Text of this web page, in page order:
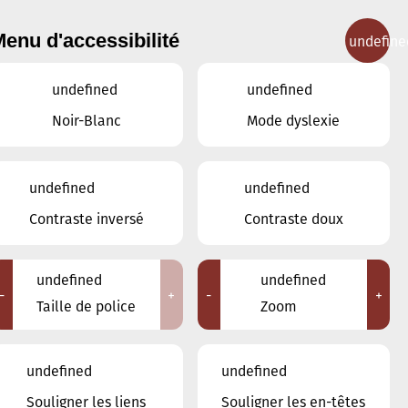
MUSICAL CONTACT
Ville d'Esch/Alzette
d'accessibilité
undefined
Noir-Blanc
undefined
Mode dyslexie
undefined
Contraste inversé
undefined
Contraste doux
-
undefined
Taille de police
+ -
undefined
Zoom
+
undefined
Souligner les liens
undefined
Souligner les en-têtes